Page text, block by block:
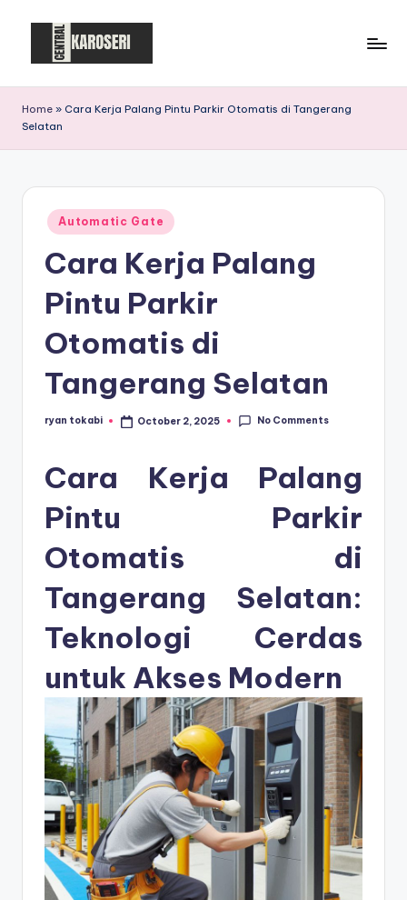
e
n
K
Home » Cara Kerja Palang Pintu Parkir Otomatis di Tangerang
Selatan
Posted
in
Automatic Gate
Cara Kerja Palang
Pintu Parkir
Otomatis di
Tangerang Selatan
Posted
ryan tokabi October 2, 2025 No Comments
Cara Kerja Palang
Pintu Parkir
Otomatis di
Tangerang Selatan:
Teknologi Cerdas
untuk Akses Modern